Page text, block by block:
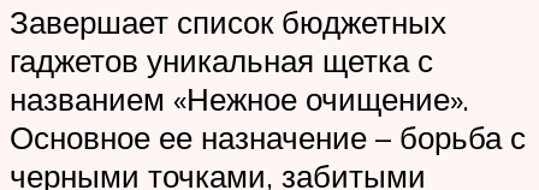
Завершает список бюджетных
гаджетов уникальная щетка с
названием «Нежное очищение».
Основное ее назначение – борьба с
черными точками, забитыми